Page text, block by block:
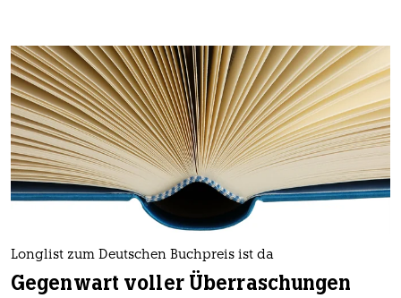
Longlist zum Deutschen Buchpreis ist da
Gegenwart voller Überraschungen